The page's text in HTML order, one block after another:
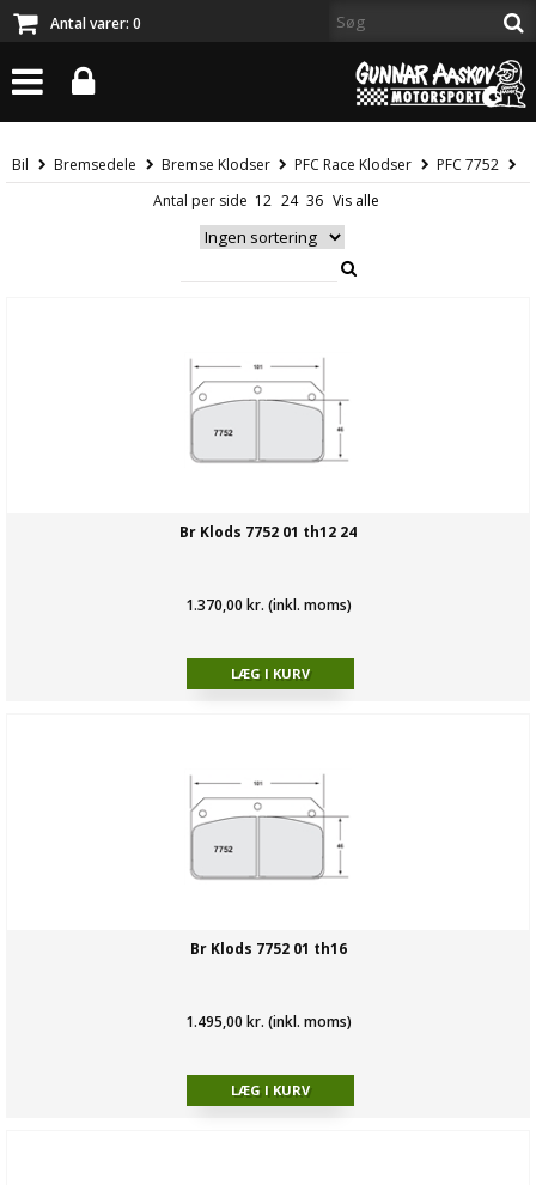
Antal varer: 0
Bil Bremsedele Bremse Klodser PFC Race Klodser
PFC 7752
Antal per side
Br Klods 7752 01 th12 24
1.370,00 kr. (inkl. moms)
Br Klods 7752 01 th16
1.495,00 kr. (inkl. moms)